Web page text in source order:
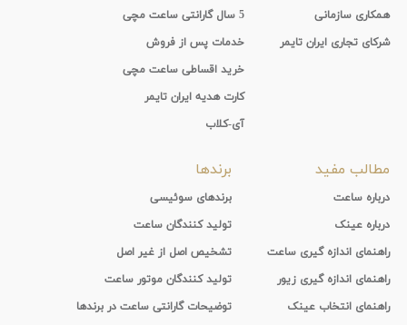
همکاری سازمانی
شرکای تجاری ایران تایمر
5 سال گارانتی ساعت مچی
خدمات پس از فروش
خرید اقساطی ساعت مچی
کارت هدیه ایران تایمر
آی-کلاب
مطالب مفید
درباره ساعت
درباره عینک
راهنمای اندازه گیری ساعت
راهنمای اندازه گیری زیور
راهنمای انتخاب عینک
برندها
برندهای سوئیسی
تولید کنندگان ساعت
تشخیص اصل از غیر اصل
تولید کنندگان موتور ساعت
توضیحات گارانتی ساعت در برندها